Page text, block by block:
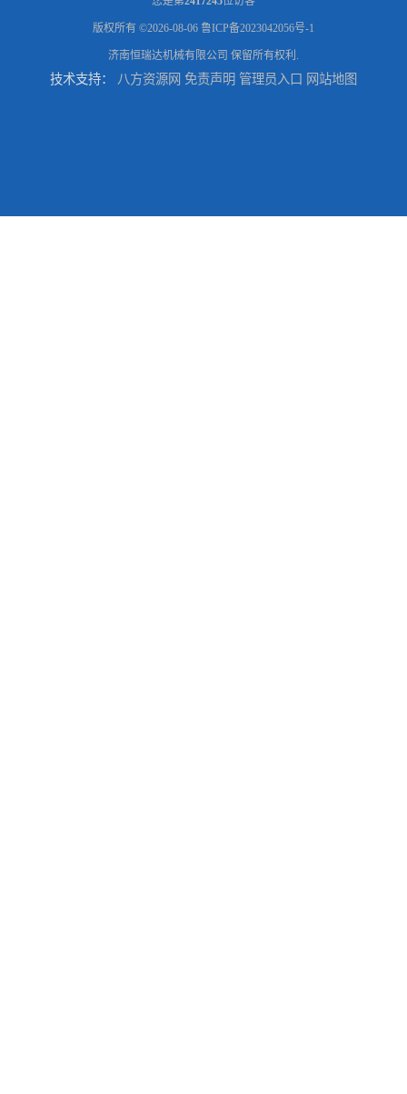
版权所有 ©2026-08-06 鲁ICP备2023042056号-1
济南恒瑞达机械有限公司 保留所有权利.
技术支持： 八方资源网 免责声明 管理员入口 网站地图